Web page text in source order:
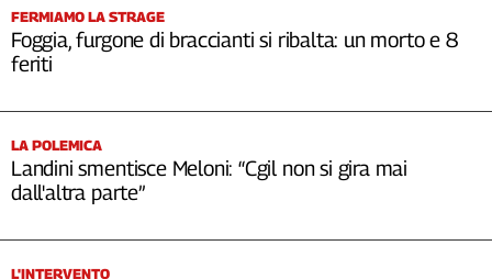
FERMIAMO LA STRAGE
Foggia, furgone di braccianti si ribalta: un morto e 8
feriti
LA POLEMICA
Landini smentisce Meloni: “Cgil non si gira mai
dall'altra parte”
L'INTERVENTO